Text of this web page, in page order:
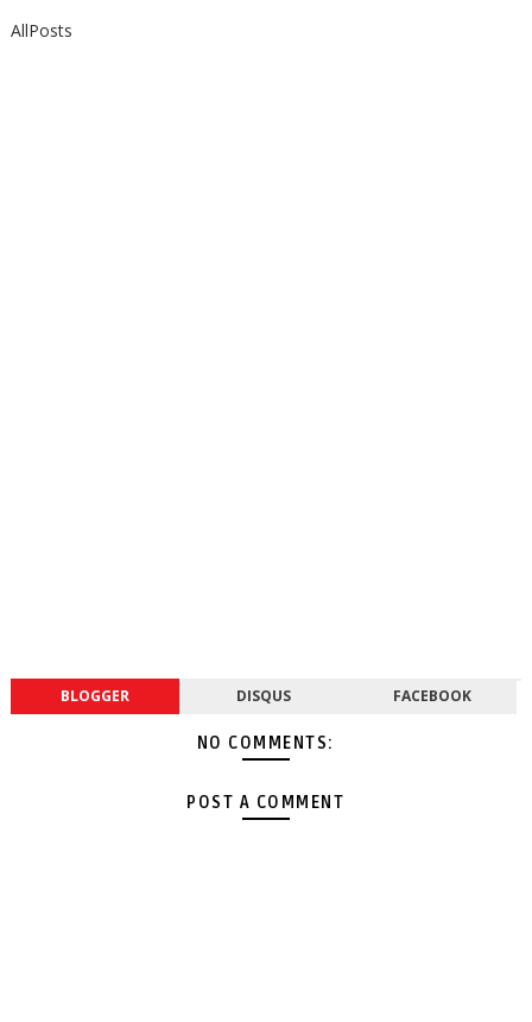
AllPosts
BLOGGER DISQUS FACEBOOK
NO COMMENTS:
POST A COMMENT